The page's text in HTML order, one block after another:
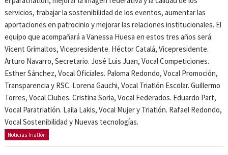
servicios, trabajar la sostenibilidad de los eventos, aumentar las
aportaciones en patrocinio y mejorar las relaciones institucionales. El
equipo que acompañará a Vanessa Huesa en estos tres años será:
Vicent Grimaltos, Vicepresidente. Héctor Catalá, Vicepresidente.
Arturo Navarro, Secretario. José Luis Juan, Vocal Competiciones.
Esther Sánchez, Vocal Oficiales. Paloma Redondo, Vocal Promoción,
Transparencia y RSC. Lorena Gauchi, Vocal Triatlón Escolar. Guillermo
Torres, Vocal Clubes. Cristina Soria, Vocal Federados. Eduardo Part,
Vocal Paratriatlón. Laila Lakis, Vocal Mujer y Triatlón. Rafael Redondo,
Vocal Sostenibilidad y Nuevas tecnologías.
Noticias Triatlón